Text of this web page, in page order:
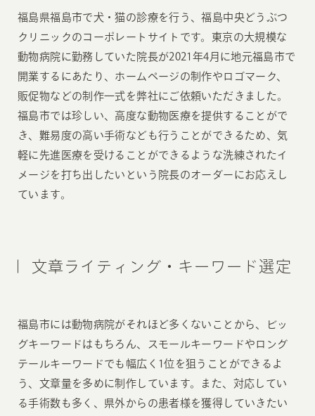
福島県福島市で犬・猫の診療を行う、福島中央どうぶつ
クリニックのコーポレートサイトです。東京の大規模な
動物病院に勤務していた院長が2021年4月に地元福島市で
開業するにあたり、ホームページの制作やロゴマーク、
販促物などの制作一式を弊社にご依頼いただきました。
福島市では珍しい、高度な動物医療を提供することがで
き、難易度の高い手術なども行うことができるため、気
軽に先進医療を受けることができるような洗練されたイ
メージを打ち出したいという院長のオーダーにお応えし
ています。
文章ライティング・キーワード選定
福島市には動物病院がそれほど多くないことから、ビッ
グキーワードはもちろん、スモールキーワードやロング
テールキーワードでも幅広く1位を狙うことができるよ
う、文章量を多めに制作しています。また、対応してい
る手術数も多く、県外からの患者様を獲得していきたい